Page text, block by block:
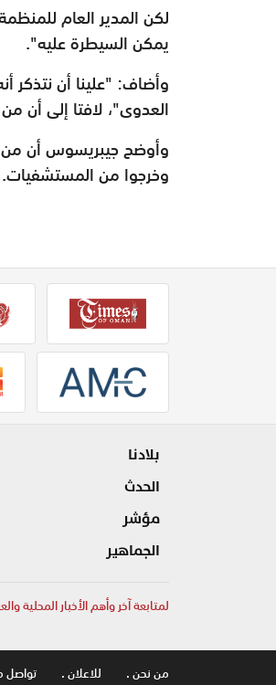
لكن المدير العام
يمكن السيطرة عليه".
وأضاف: "علينا أن نتذكر
العدوى"، لافتا إلى أن
وخرجوا من المستشفيات.
بلادنا
الحدث
مؤشر
الجماهير
لمتابعة آخر وأهم الأخبار المحلية
من نحن .
للاعلان . تواصل